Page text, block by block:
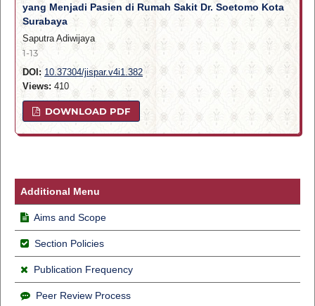
yang Menjadi Pasien di Rumah Sakit Dr. Soetomo Kota
Surabaya
Saputra Adiwijaya
1-13
DOI: 10.37304/jispar.v4i1.382
Views:410
DOWNLOAD PDF
Additional Menu
Aims and Scope
Section Policies
Publication Frequency
Peer Review Process